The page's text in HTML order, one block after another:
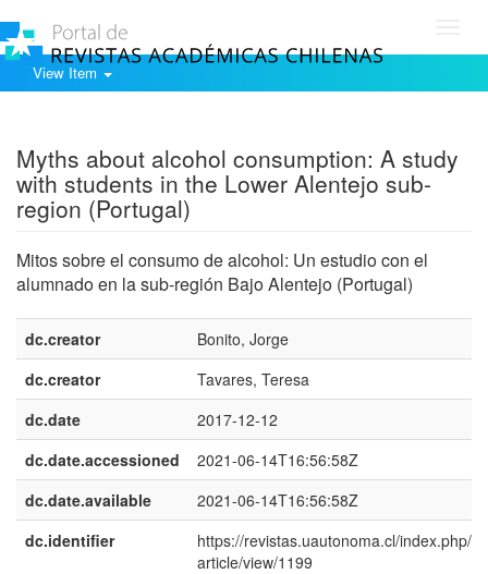
View Item
Myths about alcohol consumption: A study
with students in the Lower Alentejo sub-
region (Portugal)
Mitos sobre el consumo de alcohol: Un estudio con el
alumnado en la sub-región Bajo Alentejo (Portugal)
dc.creator
Bonito, Jorge
dc.creator
Tavares, Teresa
dc.date
2017-12-12
dc.date.accessioned
2021-06-14T16:56:58Z
dc.date.available
2021-06-14T16:56:58Z
dc.identifier
https://revistas.uautonoma.cl/index.php/
article/view/1199